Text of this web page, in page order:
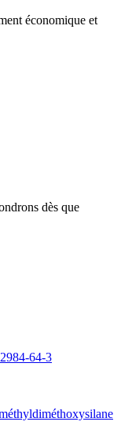
économique et
dès que
64-3